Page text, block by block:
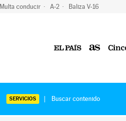
Multa conducir A-2 Baliza V-16
SERVICIOS